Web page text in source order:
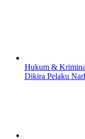
Hukum &
Dikira Pelaku